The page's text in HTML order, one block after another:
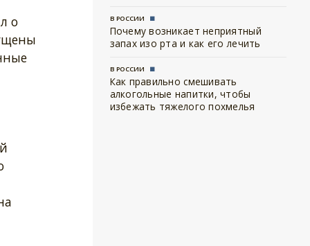
о
В РОССИИ
Почему возникает неприятный
запах изо рта и как его лечить
В РОССИИ
Как правильно смешивать
алкогольные напитки, чтобы
избежать тяжелого похмелья